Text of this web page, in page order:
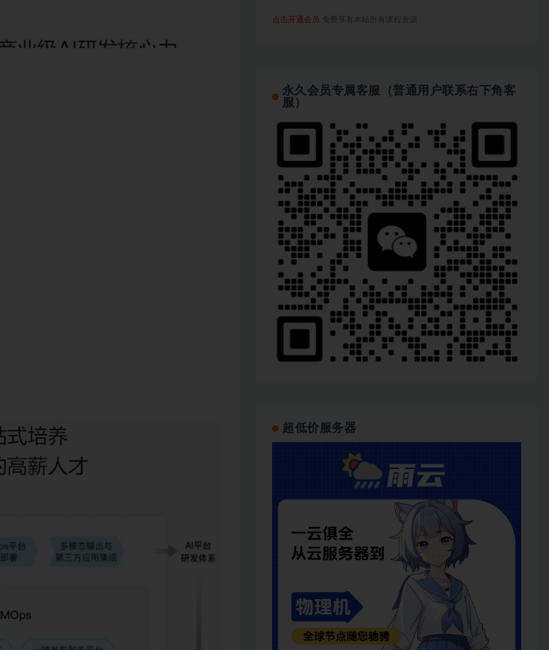
点击开通会员 免费享有本站所有课程资源
永久会员专属客服（普通用户联系右下角客
服）
超低价服务器